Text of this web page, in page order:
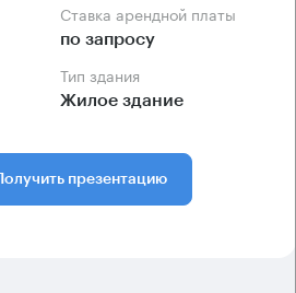
Ставка арендной платы
по запросу
Тип здания
Жилое здание
Получить презентацию